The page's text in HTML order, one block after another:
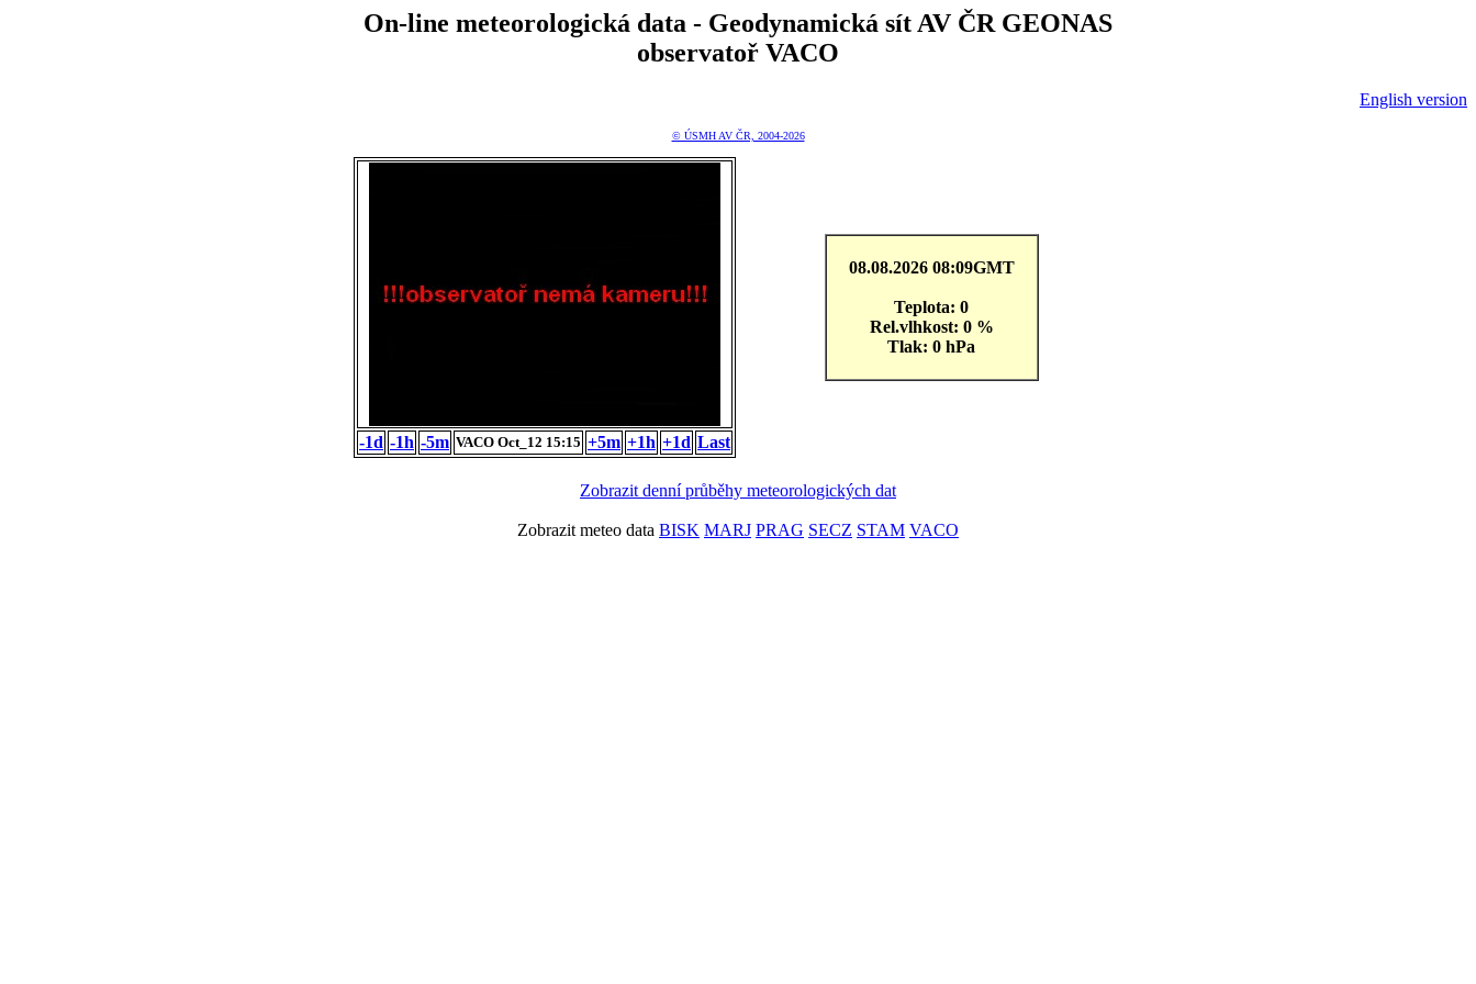
On-line meteorologická data - Geodynamická sít AV ČR GEONAS
observatoř VACO
English version
© ÚSMH AV ČR, 2004-2026
-1d -1h -5m VACO Oct_12 15:15 +5m +1h +1d Last
08.08.2026 08:09GMT
Teplota: 0
Rel.vlhkost: 0 %
Tlak: 0 hPa
Zobrazit denní průběhy meteorologických dat
Zobrazit meteo data BISK MARJ PRAG SECZ STAM VACO